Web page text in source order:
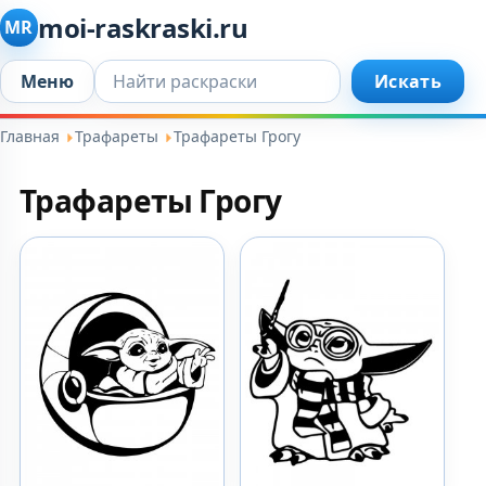
MR moi-raskraski.ru
Меню Искать... Искать
Главная Трафареты Трафареты Грогу
Трафареты Грогу